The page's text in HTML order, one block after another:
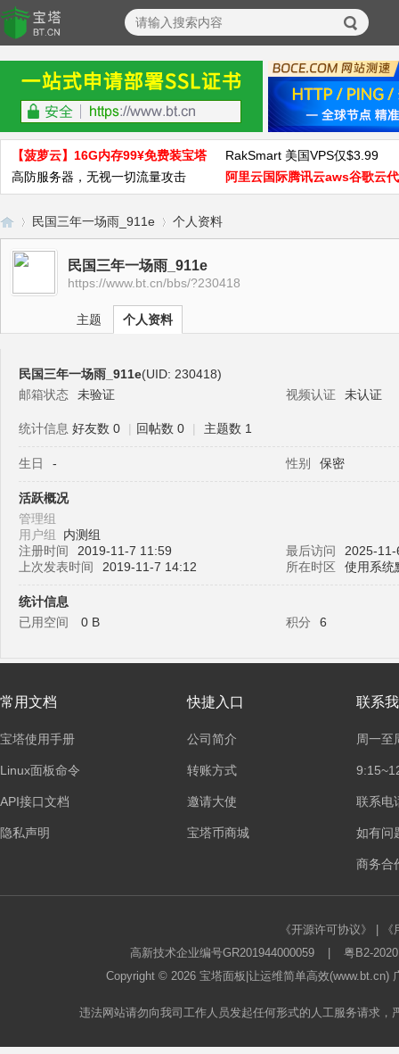
【菠萝云】16G内存99¥免费装宝塔
RakSmart 美国VPS仅$3.99
高防服务器，无视一切流量攻击
阿里云国际腾讯云aws谷歌云
宝
板
›
民国三年一场雨_911e 个人资料
民国三年一场雨_911e
https://www.bt.cn/bbs/?230418
主题 个人资料
民国三年一场雨_911e(UID: 230418)
邮箱状态
未验证 视频认证 未认证
统计信息 好友数 0 | 回帖数 0 | 主题数 1
生日 - 性别 保密
活跃概况
管理组
用户组 内测组
注册时间
2019-11-7 11:59 最后访问
2025-
上次发表时间
2019-11-7 14:12 所在时区 使用系统
统计信息
已用空间
0 B 积分 6
常用文档
宝塔使用手册
Linux面板命令
API接口文档
隐私声明
快捷入口
公司简介
转账方式
邀请大使
宝塔币商城
联系
周一至
联系电
如有问
商务合
《开源许可协议》
高新技术企业编号GR201944000059
粤B2-
Copyright © 2026 宝塔面板 |让运维简单高效
违法网站请勿向我司工作人员发起任何形式的人工服务请求，